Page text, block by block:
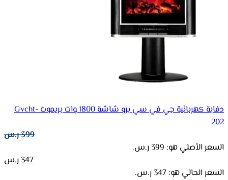
دفاية كهربائية جي في سي برو شاشة 1800 وات بريموت Gvcht-
202
399ر.س
السعر الأصلي هو: 399 ر.س.
347ر.س
السعر الحالي هو: 347 ر.س.